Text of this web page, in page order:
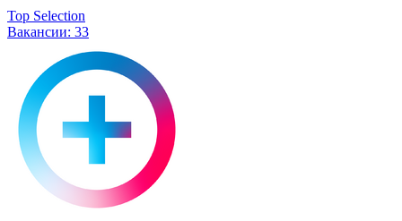
Top Selection
Вакансии: 33